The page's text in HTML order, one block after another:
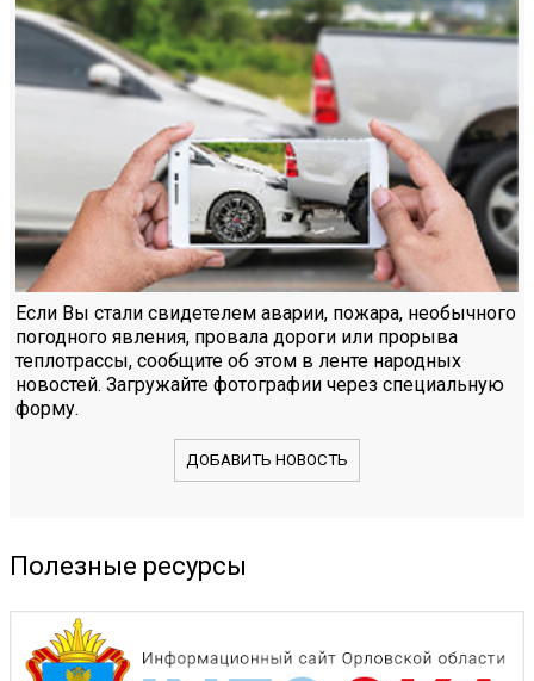
Если Вы стали свидетелем аварии, пожара, необычного
погодного явления, провала дороги или прорыва
теплотрассы, сообщите об этом в ленте народных
новостей. Загружайте фотографии через специальную
форму.
ДОБАВИТЬ НОВОСТЬ
Полезные ресурсы